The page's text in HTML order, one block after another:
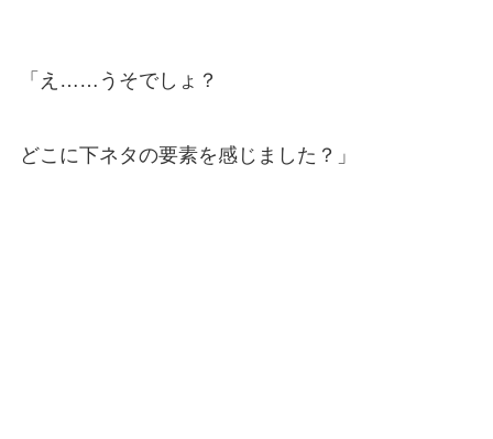
「え……うそでしょ？
どこに下ネタの要素を感じました？」